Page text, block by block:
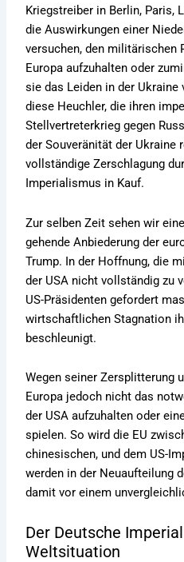
Kriegstreiber in Berlin, Paris,
die Auswirkungen einer
versuchen, den militärischen
Europa aufzuhalten oder
sie das Leiden in der Ukraine
diese Heuchler, die ihren
Stellvertreterkrieg gegen
der Souveränität der Ukraine
vollständige Zerschlagung
Imperialismus in Kauf.
Zur selben Zeit sehen wir
gehende Anbiederung der
Trump. In der Hoffnung, die
der USA nicht vollständig zu
US-Präsidenten gefordert
wirtschaftlichen Stagnation
beschleunigt.
Wegen seiner Zersplitterung
Europa jedoch nicht das
der USA aufzuhalten oder
spielen. So wird die EU
chinesischen, und dem US-
werden in der Neuaufteilung
damit vor einem
Der Deutsche
Weltsituation